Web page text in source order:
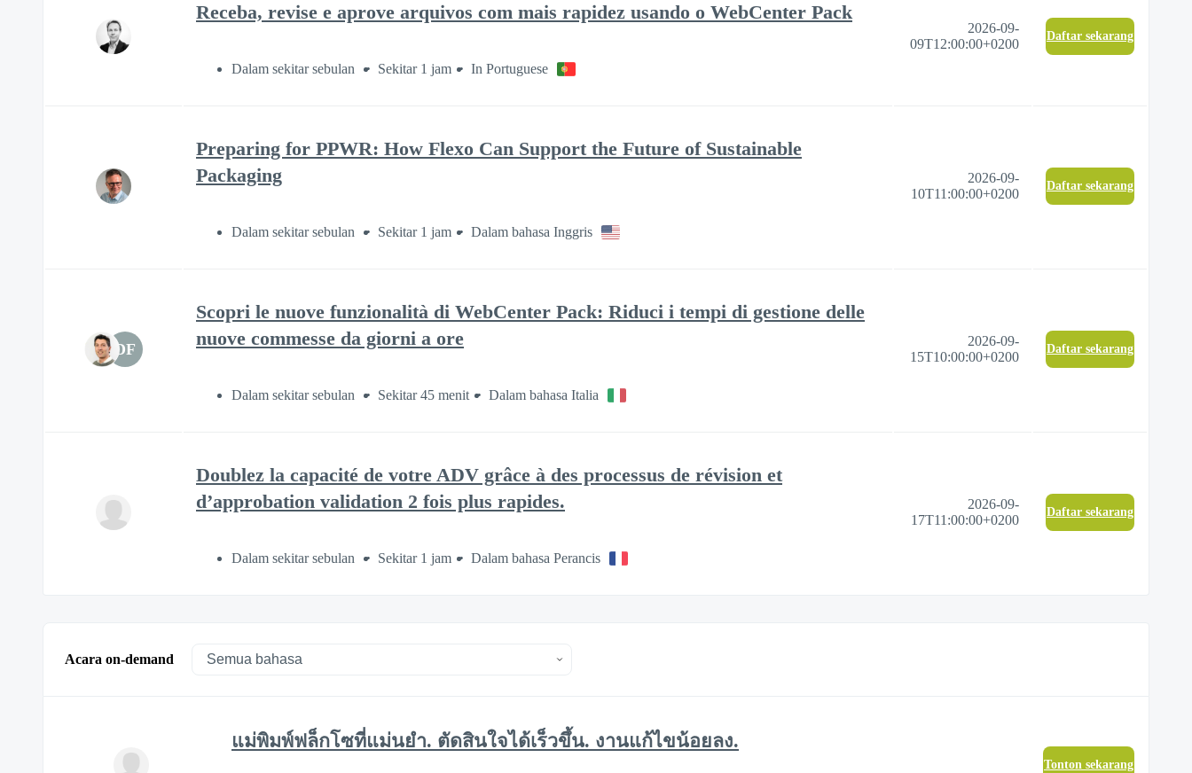
Receba, revise e aprove arquivos com mais rapidez usando o WebCenter Pack
Dalam sekitar sebulan Sekitar 1 jam In Portuguese
2026-09-
09T12:00:00+0200
Daftar sekarang
Preparing for PPWR: How Flexo Can Support the Future of Sustainable
Packaging
Dalam sekitar sebulan Sekitar 1 jam Dalam bahasa Inggris
2026-09-
10T11:00:00+0200
Daftar sekarang
DF
Scopri le nuove funzionalità di WebCenter Pack: Riduci i tempi di gestione delle
nuove commesse da giorni a ore
Dalam sekitar sebulan Sekitar 45 menit Dalam bahasa Italia
2026-09-
15T10:00:00+0200
Daftar sekarang
Doublez la capacité de votre ADV grâce à des processus de révision et
d’approbation validation 2 fois plus rapides.
Dalam sekitar sebulan Sekitar 1 jam Dalam bahasa Perancis
2026-09-
17T11:00:00+0200
Daftar sekarang
Acara on-demand
แม่พิมพ์ฟล็กโซที่แม่นยำ. ตัดสินใจได้เร็วขึ้น. งานแก้ไขน้อยลง.
Tonton sekarang